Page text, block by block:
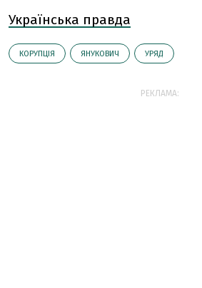
Українська правда
КОРУПЦІЯ ЯНУКОВИЧ УРЯД
РЕКЛАМА: